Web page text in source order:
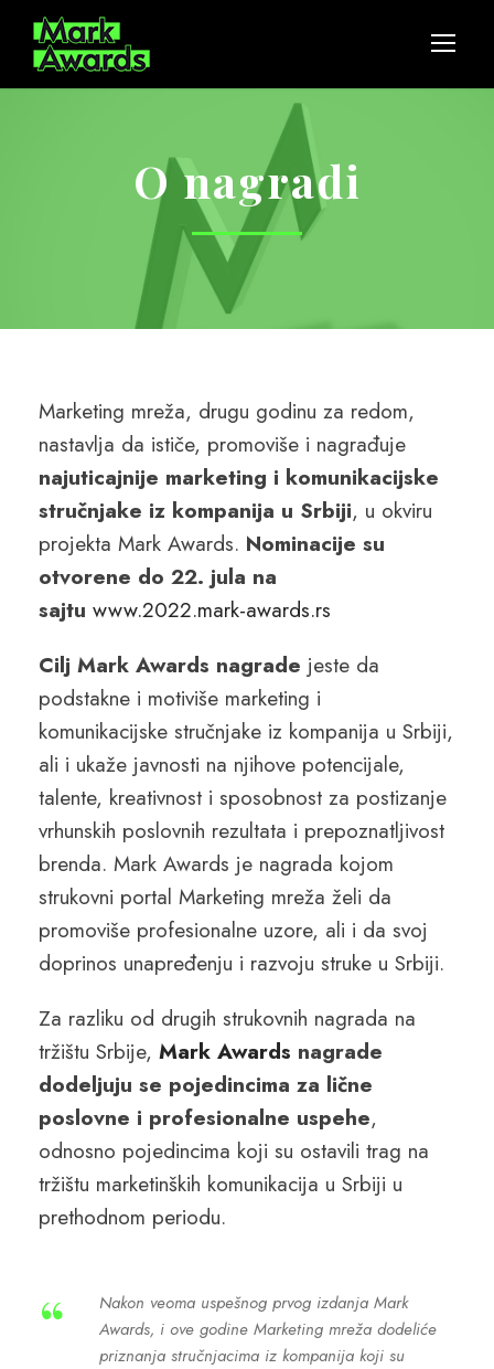
O nagradi
Marketing mreža, drugu godinu za redom,
nastavlja da ističe, promoviše i nagrađuje
najuticajnije marketing i komunikacijske
stručnjake iz kompanija u Srbiji, u okviru
projekta Mark Awards. Nominacije su
otvorene do 22. jula na
sajtu www.2022.mark-awards.rs
Cilj Mark Awards nagrade jeste da
podstakne i motiviše marketing i
komunikacijske stručnjake iz kompanija u Srbiji,
ali i ukaže javnosti na njihove potencijale,
talente, kreativnost i sposobnost za postizanje
vrhunskih poslovnih rezultata i prepoznatljivost
brenda. Mark Awards je nagrada kojom
strukovni portal Marketing mreža želi da
promoviše profesionalne uzore, ali i da svoj
doprinos unapređenju i razvoju struke u Srbiji.
Za razliku od drugih strukovnih nagrada na
tržištu Srbije, Mark Awards nagrade
dodeljuju se pojedincima za lične
poslovne i profesionalne uspehe,
odnosno pojedincima koji su ostavili trag na
tržištu marketinških komunikacija u Srbiji u
prethodnom periodu.
“
Nakon veoma uspešnog prvog izdanja Mark
Awards, i ove godine Marketing mreža dodeliće
priznanja stručnjacima iz kompanija koji su